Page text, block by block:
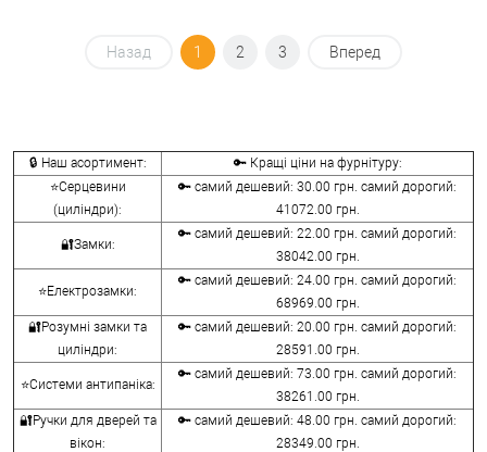
Назад 1 2 3 Вперед
🔒 Наш асортимент:
🔑 Кращі ціни на фурнітуру:
⭐Серцевини
(циліндри):
🔑 самий дешевий: 30.00 грн. самий дорогий:
41072.00 грн.
🔐Замки:
🔑 самий дешевий: 22.00 грн. самий дорогий:
38042.00 грн.
⭐Електрозамки:
🔑 самий дешевий: 24.00 грн. самий дорогий:
68969.00 грн.
🔐Розумні замки та
циліндри:
🔑 самий дешевий: 20.00 грн. самий дорогий:
28591.00 грн.
⭐Системи антипаніка:
🔑 самий дешевий: 73.00 грн. самий дорогий:
38261.00 грн.
🔐Ручки для дверей та
вікон:
🔑 самий дешевий: 48.00 грн. самий дорогий:
28349.00 грн.